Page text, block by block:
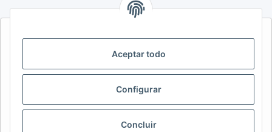
Aceptar todo
Configurar
Concluir
AFATEK INTERNATIONAL – SELECCIONAR REGIÓN E IDIOMA |
LANGUE
CH (IT) BE (NL) BE (FR) NL
ES